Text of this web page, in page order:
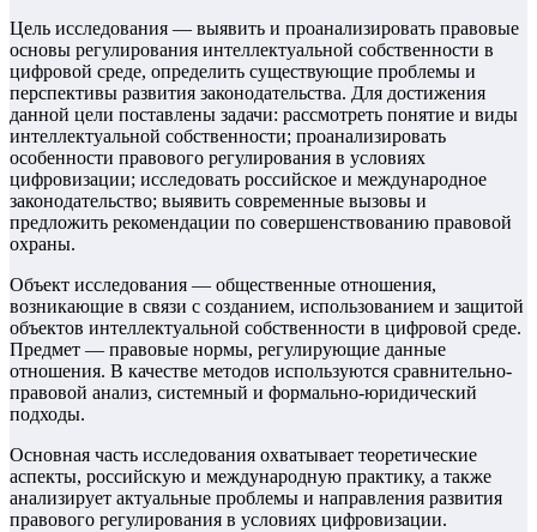
Цель исследования — выявить и проанализировать правовые
основы регулирования интеллектуальной собственности в
цифровой среде, определить существующие проблемы и
перспективы развития законодательства. Для достижения
данной цели поставлены задачи: рассмотреть понятие и виды
интеллектуальной собственности; проанализировать
особенности правового регулирования в условиях
цифровизации; исследовать российское и международное
законодательство; выявить современные вызовы и
предложить рекомендации по совершенствованию правовой
охраны.
Объект исследования — общественные отношения,
возникающие в связи с созданием, использованием и защитой
объектов интеллектуальной собственности в цифровой среде.
Предмет — правовые нормы, регулирующие данные
отношения. В качестве методов используются сравнительно-
правовой анализ, системный и формально-юридический
подходы.
Основная часть исследования охватывает теоретические
аспекты, российскую и международную практику, а также
анализирует актуальные проблемы и направления развития
правового регулирования в условиях цифровизации.